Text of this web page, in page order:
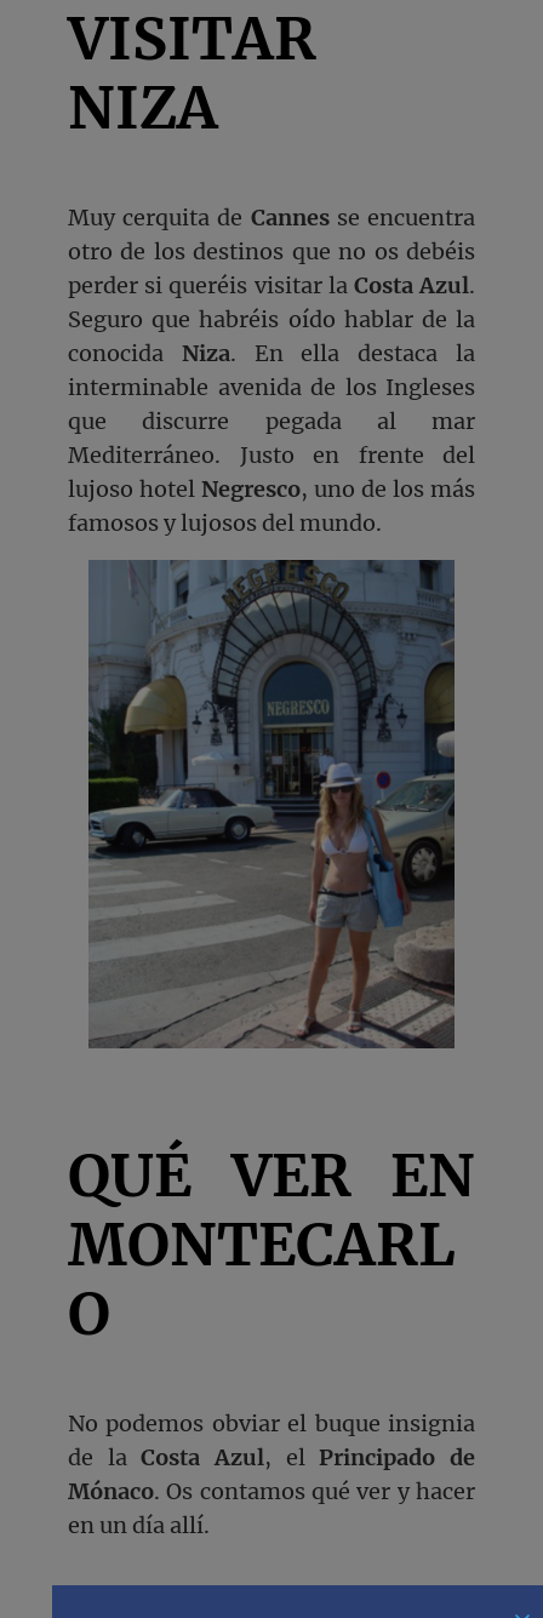
VISITAR
NIZA
Muy cerquita de Cannesse encuentra
otro de los destinos que no os debéis
perder si queréis visitar la Costa Azul.
Seguro que habréis oído hablar de la
conocida Niza. En ella destaca la
interminable avenida de los Ingleses
que discurre pegada al mar
Mediterráneo. Justo en frente del
lujoso hotel Negresco, uno de los más
famosos y lujosos del mundo.
QUÉ VER EN
MONTECARL
O
No podemos obviar el buque insignia
de laCosta Azul, elPrincipado de
Mónaco. Os contamos qué ver y hacer
en un día allí.